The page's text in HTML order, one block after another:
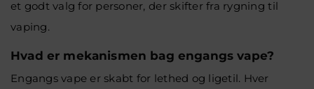
et godt valg for personer, der skifter fra rygning til
vaping.
Hvad er mekanismen bag engangs vape?
Engangs vape er skabt for lethed og ligetil. Hver